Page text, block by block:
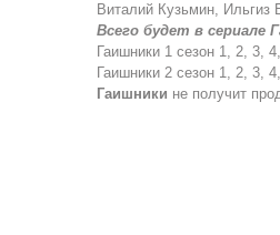
Виталий Кузьмин, Ильгиз
Всего будет в сериале
Гаишники 1 сезон 1, 2, 3,
Гаишники 2 сезон 1, 2, 3,
Гаишники не получит